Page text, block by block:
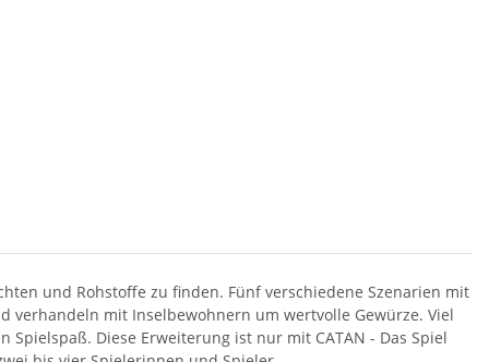
und Rohstoffe zu finden. Fünf verschiedene Szenarien mit
verhandeln mit Inselbewohnern um wertvolle Gewürze. Viel
Diese Erweiterung ist nur mit CATAN - Das Spiel